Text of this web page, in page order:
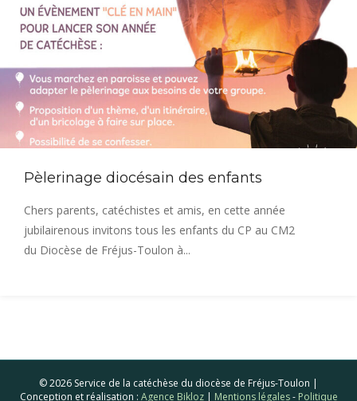
Pèlerinage diocésain des enfants
Chers parents, catéchistes et amis, en cette année
jubilairenous invitons tous les enfants du CP au CM2
du Diocèse de Fréjus-Toulon à...
© 2026 Service de la catéchèse du diocèse de Fréjus-Toulon |
Conception et réalisation : Agence Bikloz| Mentions légales- Politique